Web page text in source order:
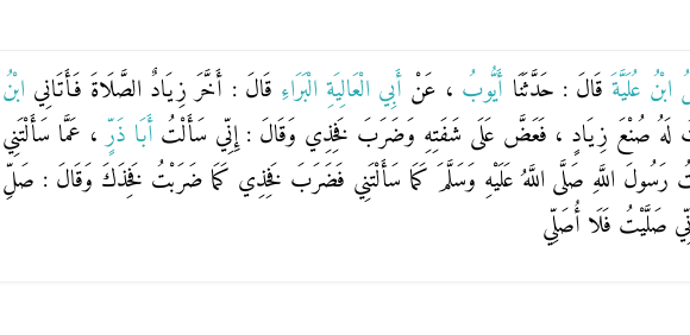
ابْنُ عُلَيَّةَ قَالَ : حَدَّثَنَا أَيُّوبُ ، عَنْ أَبِي الْعَالِيَةِ الْبَرَاءِ قَالَ : أَخَّرَ زِيَادٌ الصَّلَاةَ فَأَتَانِي ابْنُ
لَهُ صُنْعَ زِيَادٍ ، فَعَضَّ عَلَى شَفَتِهِ وَضَرَبَ فَخِذِي وَقَالَ : إِنِّي سَأَلْتُ أَبَا ذَرٍّ، عَمَّا سَأَلْتَنِي
اللَّهِ صَلَّى اللَّهُ عَلَيْهِ وَسَلَّمَ كَمَا سَأَلْتَنِي فَضَرَبَ فَخِذِي كَمَا ضَرَبْتُ فَخِذَكَ وَقَالَ : صَلِّ
صَلَّيْتُ فَلَا أُصَلِّي